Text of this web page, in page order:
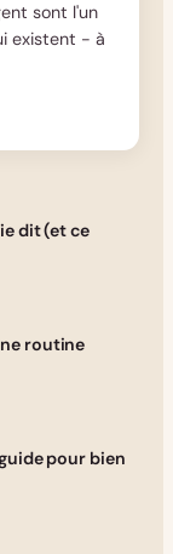
sont l'un
existent - à
dit (et ce
routine
pour bien